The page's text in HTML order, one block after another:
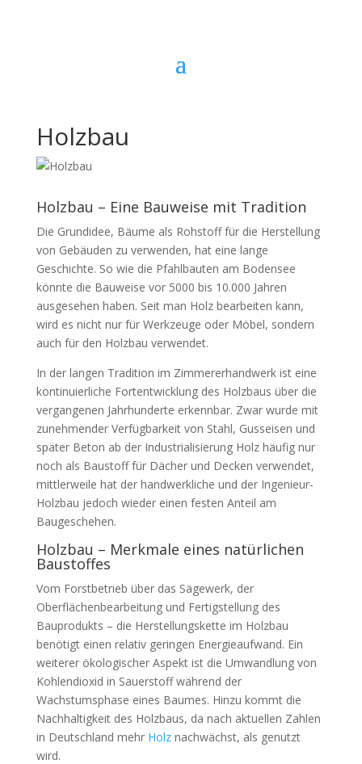
Holzbau
Holzbau – Eine Bauweise mit Tradition
Die Grundidee, Bäume als Rohstoff für die Herstellung
von Gebäuden zu verwenden, hat eine lange
Geschichte. So wie die Pfahlbauten am Bodensee
könnte die Bauweise vor 5000 bis 10.000 Jahren
ausgesehen haben. Seit man Holz bearbeiten kann,
wird es nicht nur für Werkzeuge oder Möbel, sondern
auch für den Holzbau verwendet.
In der langen Tradition im Zimmererhandwerk ist eine
kontinuierliche Fortentwicklung des Holzbaus über die
vergangenen Jahrhunderte erkennbar. Zwar wurde mit
zunehmender Verfügbarkeit von Stahl, Gusseisen und
später Beton ab der Industrialisierung Holz häufig nur
noch als Baustoff für Dächer und Decken verwendet,
mittlerweile hat der handwerkliche und der Ingenieur-
Holzbau jedoch wieder einen festen Anteil am
Baugeschehen.
Holzbau – Merkmale eines natürlichen
Baustoffes
Vom Forstbetrieb über das Sägewerk, der
Oberflächenbearbeitung und Fertigstellung des
Bauprodukts – die Herstellungskette im Holzbau
benötigt einen relativ geringen Energieaufwand. Ein
weiterer ökologischer Aspekt ist die Umwandlung von
Kohlendioxid in Sauerstoff während der
Wachstumsphase eines Baumes. Hinzu kommt die
Nachhaltigkeit des Holzbaus, da nach aktuellen Zahlen
in Deutschland mehr Holznachwächst, als genutzt
wird.